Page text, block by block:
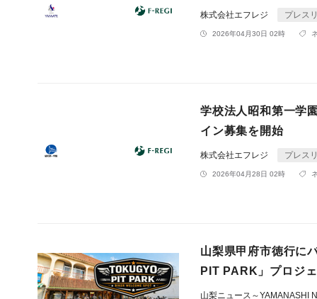
株式会社エフレジ プレス
2026年04月30日 02時
学校法人昭和第一学
イン募集を開始
株式会社エフレジ プレス
2026年04月28日 02時
山梨県甲府市徳行に
PIT PARK」プロジ
山梨ニュース～YAMANASHI